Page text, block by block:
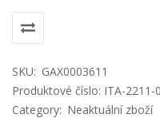
SKU: GAX0003611
Produktové číslo: ITA-2211-
Category: Neaktuální zboží